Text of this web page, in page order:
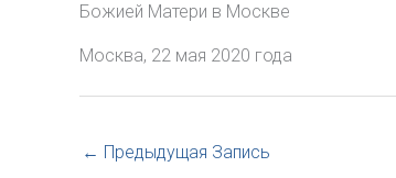
Божией Матери в Москве
Москва, 22 мая 2020 года
← Предыдущая Запись